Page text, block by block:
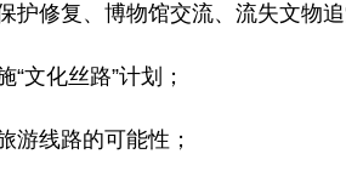
护修复、博物馆交流、流失文物追
文化丝路”计划；
线路的可能性；